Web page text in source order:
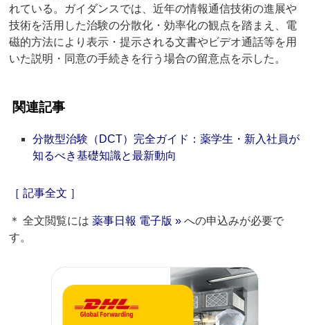
れている。ガイダンスでは、近年の情報通信技術の進展や
技術を活用した治験の分散化・効率化の観点を踏まえ、電
磁的方法により表示・提示される文書やビデオ通話等を用
いた説明・同意の手続きを行う場合の留意点を示した。
関連記事
分散型治験（DCT）完全ガイド：薬学生・新入社員が
知るべき基礎知識と最新動向
［ 記事全文 ］
＊ 全文閲覧には薬事日報 電子版 » への申込みが必要で
す。